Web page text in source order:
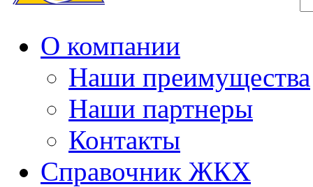
О компании
Наши преимущества
Наши партнеры
Контакты
Справочник ЖКХ